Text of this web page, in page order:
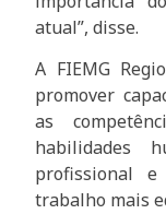
atual”, disse.
A FIEMG
promover
as
habilidades
profissional
trabalho mais